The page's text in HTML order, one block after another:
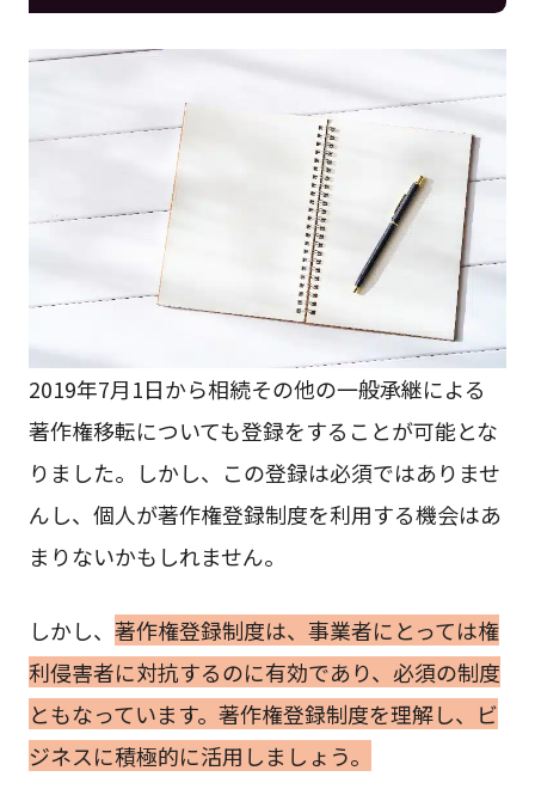
2019年7月1日から相続その他の一般承継による
著作権移転についても登録をすることが可能とな
りました。しかし、この登録は必須ではありませ
んし、個人が著作権登録制度を利用する機会はあ
まりないかもしれません。
しかし、 著作権登録制度は、事業者にとっては権
利侵害者に対抗するのに有効であり、必須の制度
ともなっています。著作権登録制度を理解し、ビ
ジネスに積極的に活用しましょう。